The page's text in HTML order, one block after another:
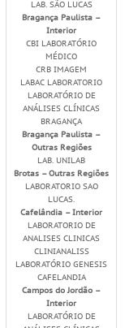
LAB. SÃO LUCAS
Bragança Paulista –
Interior
CBI LABORATÓRIO
MÉDICO
CRB IMAGEM
LABAC LABORATORIO
LABORATÓRIO DE
ANÁLISES CLÍNICAS
BRAGANÇA
Bragança Paulista –
Outras Regiões
LAB. UNILAB
Brotas – Outras Regiões
LABORATORIO SAO
LUCAS.
Cafelândia – Interior
LABORATORIO DE
ANALISES CLINICAS
CLINIANALISS
LABORATÓRIO GENESIS
CAFELANDIA
Campos do Jordão –
Interior
LABORATÓRIO DE